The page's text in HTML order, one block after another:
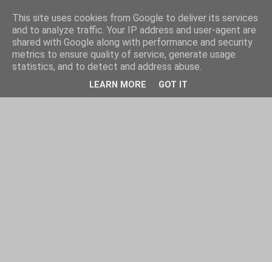
This site uses cookies from Google to deliver its services
and to analyze traffic. Your IP address and user-agent are
shared with Google along with performance and security
metrics to ensure quality of service, generate usage
statistics, and to detect and address abuse.
LEARN MORE GOT IT